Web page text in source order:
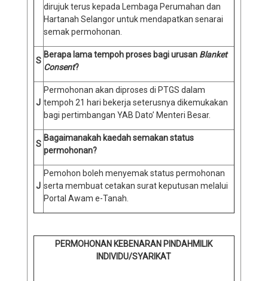
dirujuk terus kepada Lembaga Perumahan dan
Hartanah Selangor untuk mendapatkan senarai
semak permohonan.
S
Berapa lama tempoh proses bagi urusan Blanket
Consent?
J
Permohonan akan diproses di PTGS dalam
tempoh 21 hari bekerja seterusnya dikemukakan
bagi pertimbangan YAB Dato’ Menteri Besar.
S
Bagaimanakah kaedah semakan status
permohonan?
J
Pemohon boleh menyemak status permohonan
serta membuat cetakan surat keputusan melalui
Portal Awam e-Tanah.
PERMOHONAN KEBENARAN PINDAHMILIK
INDIVIDU/SYARIKAT